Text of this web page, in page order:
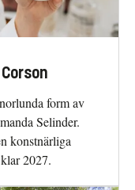
form av
Selinder.
konstnärliga
2027.